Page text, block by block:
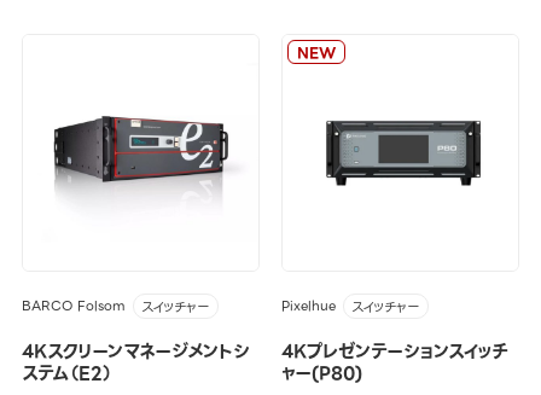
BARCO Folsom スイッチャー
4Kスクリーンマネージメントシ
ステム（E2）
NEW
Pixelhue スイッチャー
4Kプレゼンテーションスイッチ
ャー(P80)